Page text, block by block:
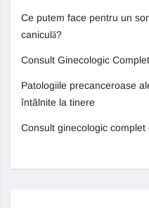
Ce putem face pentru un
caniculă?
Consult Ginecologic
Patologiile precanceroase
întâlnite la tinere
Consult ginecologic